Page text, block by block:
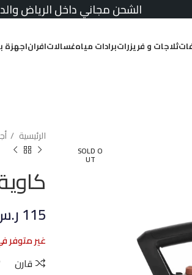
الشحن مجاني داخل الرياض
ثلاجات و فريزراتبرادات مياهغسالاتافراناجهزة
SOLD O
UT
الرئيسية
كاوية
115
غير متوفر
قارن